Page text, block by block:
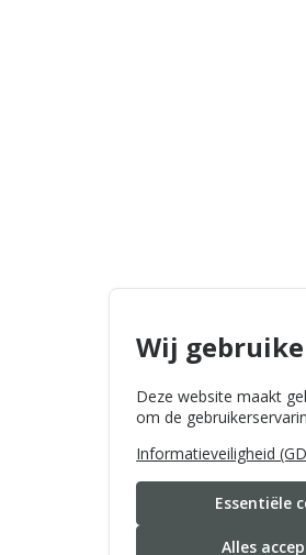
Wij
Deze website maakt
om de
Informatieveiligheid
Essentiële
Alles